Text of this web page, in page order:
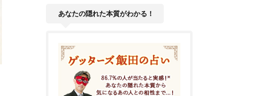
あなたの隠れた本質がわかる！